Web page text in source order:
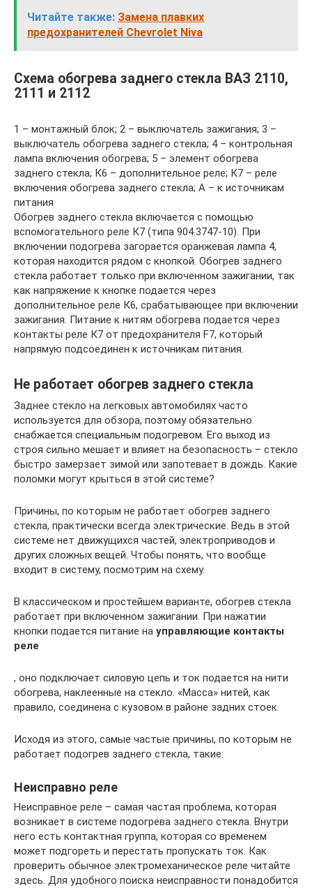
Читайте также: Замена плавких
предохранителей Chevrolet Niva
Схема обогрева заднего стекла ВАЗ 2110,
2111 и 2112
1 – монтажный блок; 2 – выключатель зажигания; 3 –
выключатель обогрева заднего стекла; 4 – контрольная
лампа включения обогрева; 5 – элемент обогрева
заднего стекла; К6 – дополнительное реле; К7 – реле
включения обогрева заднего стекла; А – к источникам
питания
Обогрев заднего стекла включается с помощью
вспомогательного реле К7 (типа 904.3747-10). При
включении подогрева загорается оранжевая лампа 4,
которая находится рядом с кнопкой. Обогрев заднего
стекла работает только при включенном зажигании, так
как напряжение к кнопке подается через
дополнительное реле К6, срабатывающее при включении
зажигания. Питание к нитям обогрева подается через
контакты реле К7 от предохранителя F7, который
напрямую подсоединен к источникам питания.
Не работает обогрев заднего стекла
Заднее стекло на легковых автомобилях часто
используется для обзора, поэтому обязательно
снабжается специальным подогревом. Его выход из
строя сильно мешает и влияет на безопасность – стекло
быстро замерзает зимой или запотевает в дождь. Какие
поломки могут крыться в этой системе?
Причины, по которым не работает обогрев заднего
стекла, практически всегда электрические. Ведь в этой
системе нет движущихся частей, электроприводов и
других сложных вещей. Чтобы понять, что вообще
входит в систему, посмотрим на схему.
В классическом и простейшем варианте, обогрев стекла
работает при включенном зажигании. При нажатии
кнопки подается питание на управляющие контакты
реле
, оно подключает силовую цепь и ток подается на нити
обогрева, наклеенные на стекло. «Масса» нитей, как
правило, соединена с кузовом в районе задних стоек.
Исходя из этого, самые частые причины, по которым не
работает подогрев заднего стекла, такие:
Неисправно реле
Неисправное реле – самая частая проблема, которая
возникает в системе подогрева заднего стекла. Внутри
него есть контактная группа, которая со временем
может подгореть и перестать пропускать ток. Как
проверить обычное электромеханическое реле читайте
здесь. Для удобного поиска неисправности понадобится